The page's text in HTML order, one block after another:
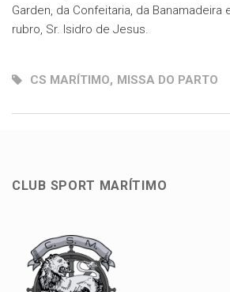
Garden, da Confeitaria, da
rubro, Sr. Isidro de Jesus.
CS MARÍTIMO, MISSA DO PARTO
CLUB SPORT MARÍTIMO